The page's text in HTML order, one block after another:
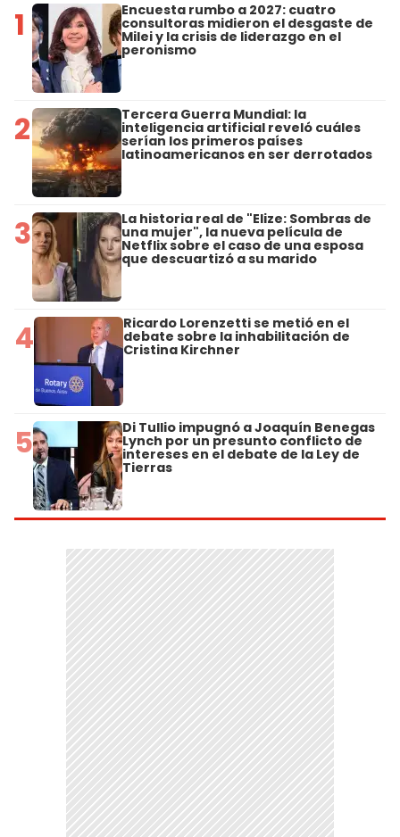
1 Encuesta rumbo a 2027: cuatro
consultoras midieron el desgaste de
Milei y la crisis de liderazgo en el
peronismo
2 Tercera Guerra Mundial: la
inteligencia artificial reveló cuáles
serían los primeros países
latinoamericanos en ser derrotados
3 La historia real de "Elize: Sombras de
una mujer", la nueva película de
Netflix sobre el caso de una esposa
que descuartizó a su marido
4 Ricardo Lorenzetti se metió en el
debate sobre la inhabilitación de
Cristina Kirchner
5 Di Tullio impugnó a Joaquín Benegas
Lynch por un presunto conflicto de
intereses en el debate de la Ley de
Tierras